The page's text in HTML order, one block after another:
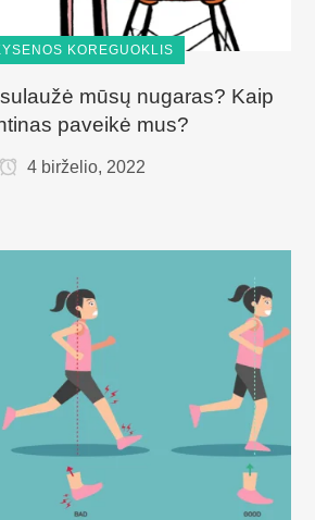
KOREGUOKLIS
mūsų nugaras? Kaip
paveikė mus?
4 birželio, 2022